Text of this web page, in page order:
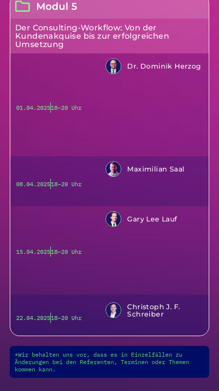
Modul 5
Der Consulting-Workflow: Von der
Kundenakquise bis zur erfolgreichen
Umsetzung
01.04.202518–20 Uhr
Dr. Dominik Herzog
08.04.202518–20 Uhr
Maximilian Saal
15.04.202518–20 Uhr
Gary Lee Lauf
22.04.202518–20 Uhr
Christoph J. F.
Schreiber
*Wir behalten uns vor, dass es in Einzelfällen zu
Änderungen bei den Referenten, Terminen oder Themen
kommen kann.